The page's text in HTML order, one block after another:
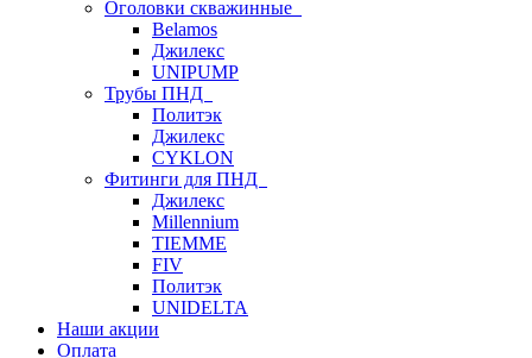
Оголовки скважинные
Belamos
Джилекс
UNIPUMP
Трубы ПНД
Политэк
Джилекс
CYKLON
Фитинги для ПНД
Джилекс
Millennium
TIEMME
FIV
Политэк
UNIDELTA
Наши акции
Оплата